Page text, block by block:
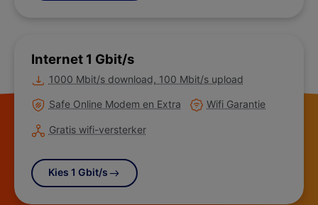
Internet 1 Gbit/s
Meer informatie over
1000 Mbit/s download, 100 Mbit/s upload
Meer informatie over
Safe Online Modem en Extra Meer informatie over
Wifi Garantie
Meer informatie over
Gratis wifi-versterker
Kies 1 Gbit/s